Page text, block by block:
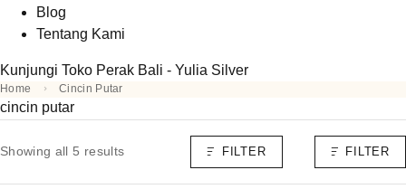
Blog
Tentang Kami
Kunjungi Toko Perak Bali - Yulia Silver
Home Cincin Putar
cincin putar
Showing all 5 results FILTER FILTER